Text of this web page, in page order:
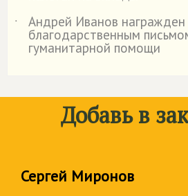
˙
Андрей Иванов награжден
благодарственным
гуманитарной помощи
Добавь в
Сергей Миронов